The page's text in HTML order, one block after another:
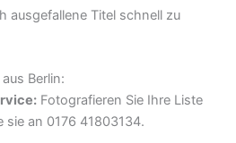
ausgefallene Titel schnell zu
Berlin:
Fotografieren Sie Ihre Liste
sie an 0176 41803134.